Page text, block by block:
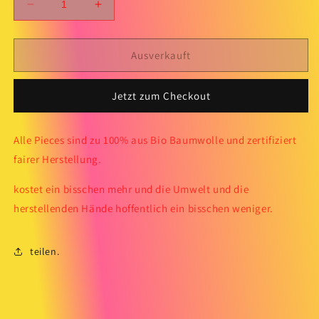
Verringere
die
Menge
&quot;Eins&quot;
Erhöhe
die
Menge
&quot;Eins&quot;
Ausverkauft
Jetzt zum Checkout
Alle Pieces sind zu 100% aus Bio Baumwolle und zertifiziert
fairer Herstellung.
kostet ein bisschen mehr und die Umwelt und die
herstellenden Hände hoffentlich ein bisschen weniger.
teilen.